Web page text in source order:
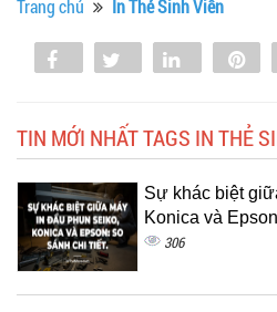
Trang chủ In Thẻ Sinh Viên
Share Tweet Share
TIN MỚI NHẤT TAGS IN THẺ
Sự khác biệt
Konica và
306